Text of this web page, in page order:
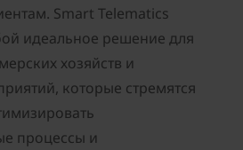
Smart Telematics
идеальное решение для
хозяйств и
которые стремятся
процессы и